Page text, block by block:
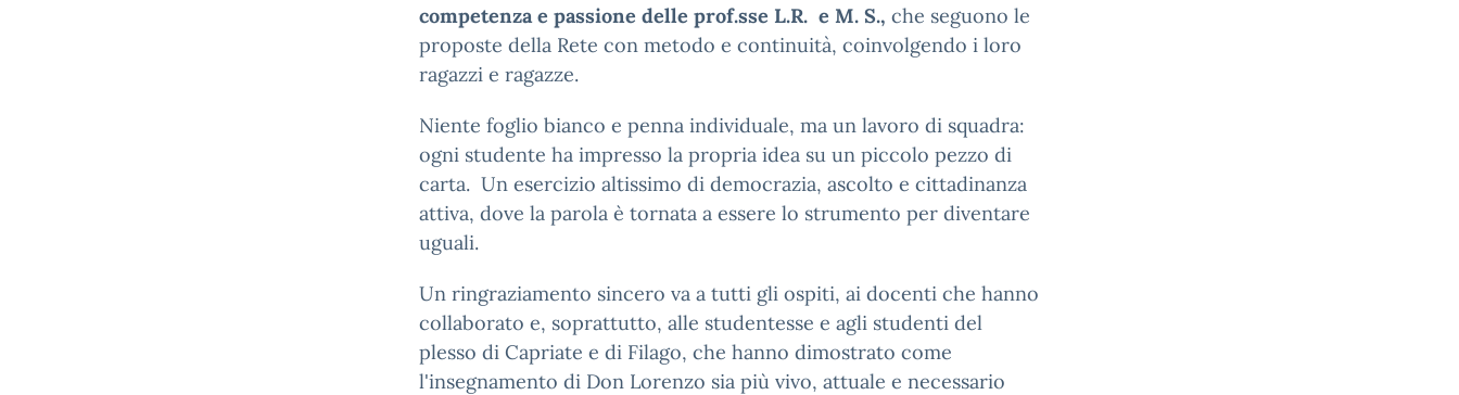
competenza e passione delle prof.sse L.R. e M. S., che seguono le
proposte della Rete con metodo e continuità, coinvolgendo i loro
ragazzi e ragazze.
Niente foglio bianco e penna individuale, ma un lavoro di squadra:
ogni studente ha impresso la propria idea su un piccolo pezzo di
carta. Un esercizio altissimo di democrazia, ascolto e cittadinanza
attiva, dove la parola è tornata a essere lo strumento per diventare
uguali.
Un ringraziamento sincero va a tutti gli ospiti, ai docenti che hanno
collaborato e, soprattutto, alle studentesse e agli studenti del
plesso di Capriate e di Filago, che hanno dimostrato come
l'insegnamento di Don Lorenzo sia più vivo, attuale e necessario